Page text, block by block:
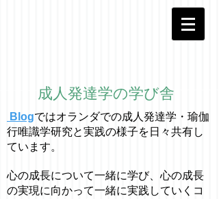
成人発達学の学び舎
Blogではオラ ンダでの成人発達学・ 瑜伽
行唯識学研究と実践の様子を日々共有し
ています。
心の成長について一緒に学び、心の成長
の実現に向かって一緒に実践していくコ